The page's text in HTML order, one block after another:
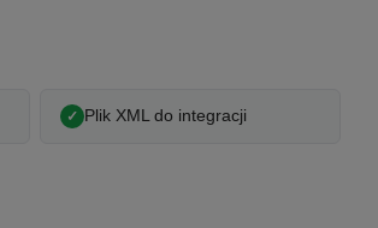
Plik XML do integracji